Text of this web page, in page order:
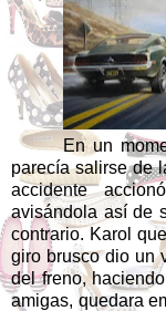
En un
parecía salirse de
accidente
avisándola así de
contrario. Karol
giro brusco dio un
del freno,
amigas, quedara